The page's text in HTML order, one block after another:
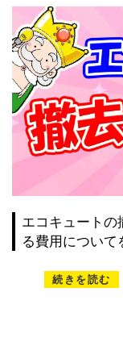
エコキュートの
る費用について
続きを読む